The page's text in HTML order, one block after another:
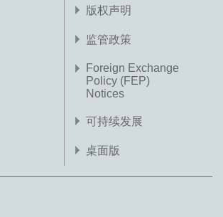
版权声明
监管政策
Foreign Exchange
Policy (FEP)
Notices
可持续发展
桌面版